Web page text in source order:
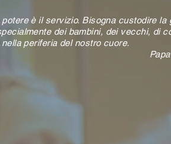
è il servizio. Bisogna custodire la
dei bambini, dei vecchi, di
periferia del nostro cuore.